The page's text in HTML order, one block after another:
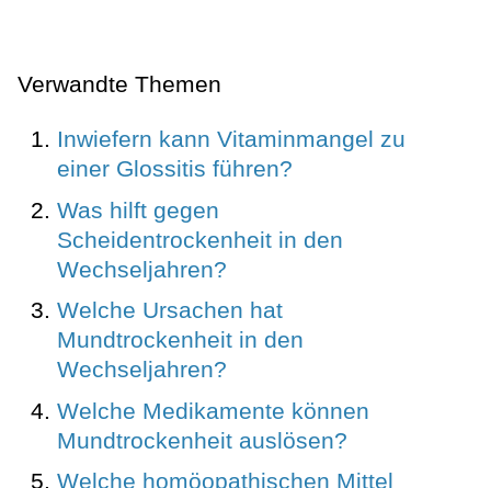
Verwandte Themen
Inwiefern kann Vitaminmangel zu
einer Glossitis führen?
Was hilft gegen
Scheidentrockenheit in den
Wechseljahren?
Welche Ursachen hat
Mundtrockenheit in den
Wechseljahren?
Welche Medikamente können
Mundtrockenheit auslösen?
Welche homöopathischen Mittel